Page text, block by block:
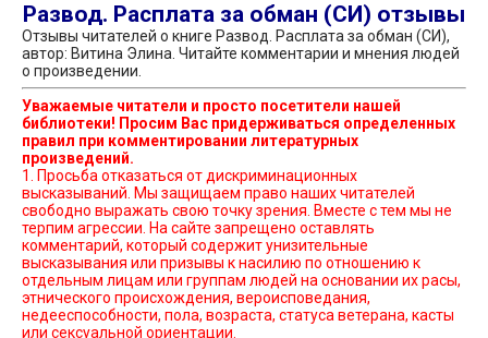
Развод. Расплата за обман (СИ) отзывы
Отзывы читателей о книге Развод. Расплата за обман (СИ),
автор: Витина Элина. Читайте комментарии и мнения людей
о произведении.
Уважаемые читатели и просто посетители нашей
библиотеки! Просим Вас придерживаться определенных
правил при комментировании литературных
произведений.
1. Просьба отказаться от дискриминационных
высказываний. Мы защищаем право наших читателей
свободно выражать свою точку зрения. Вместе с тем мы не
терпим агрессии. На сайте запрещено оставлять
комментарий, который содержит унизительные
высказывания или призывы к насилию по отношению к
отдельным лицам или группам людей на основании их расы,
этнического происхождения, вероисповедания,
недееспособности, пола, возраста, статуса ветерана, касты
или сексуальной ориентации.